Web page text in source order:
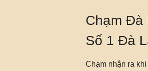
Chạm Đà
Số 1 Đà
Chạm nhận ra